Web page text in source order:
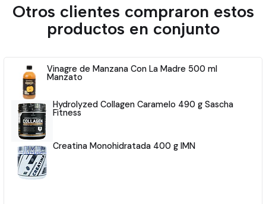
Otros clientes compraron estos
productos en conjunto
Vinagre de Manzana Con La Madre 500 ml
Manzato
Hydrolyzed Collagen Caramelo 490 g Sascha
Fitness
Creatina Monohidratada 400 g IMN